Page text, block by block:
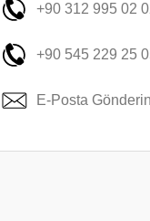
+90 312 995 02
+90 545 229 25
E-Posta Gönderin